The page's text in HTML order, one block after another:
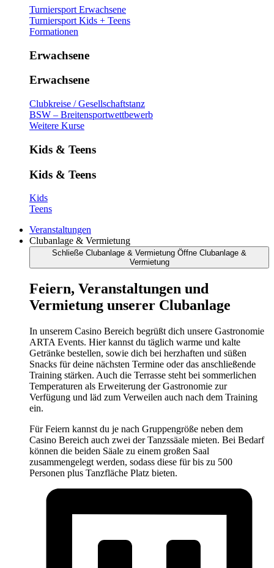
Turniersport Erwachsene
Turniersport Kids + Teens
Formationen
Erwachsene
Erwachsene
Clubkreise / Gesellschaftstanz
BSW – Breitensportwettbewerb
Weitere Kurse
Kids & Teens
Kids & Teens
Kids
Teens
Veranstaltungen
Clubanlage & Vermietung
Schließe Clubanlage & Vermietung Öffne Clubanlage &
Vermietung
Feiern, Veranstaltungen und
Vermietung unserer Clubanlage
In unserem Casino Bereich begrüßt dich unsere Gastronomie
ARTA Events. Hier kannst du täglich warme und kalte
Getränke bestellen, sowie dich bei herzhaften und süßen
Snacks für deine nächsten Termine oder das anschließende
Training stärken. Auch die Terrasse steht bei sommerlichen
Temperaturen als Erweiterung der Gastronomie zur
Verfügung und läd zum Verweilen auch nach dem Training
ein.
Für Feiern kannst du je nach Gruppengröße neben dem
Casino Bereich auch zwei der Tanzssäale mieten. Bei Bedarf
können die beiden Säale zu einem großen Saal
zusammengelegt werden, sodass diese für bis zu 500
Personen plus Tanzfläche Platz bieten.